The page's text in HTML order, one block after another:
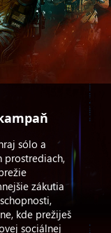
sólo a
prostrediach,
zákutia
kde prežiješ
sociálnej